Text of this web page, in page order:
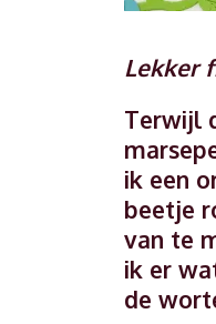
Lekker
Terwijl
ik een
beetje
van te
ik er
de